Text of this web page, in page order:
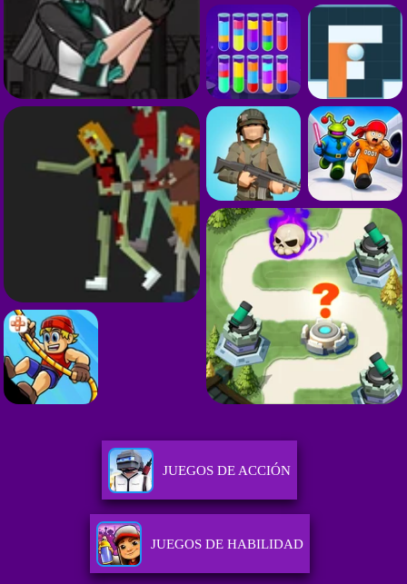
JUEGOS DE ACCIÓN
JUEGOS DE HABILIDAD